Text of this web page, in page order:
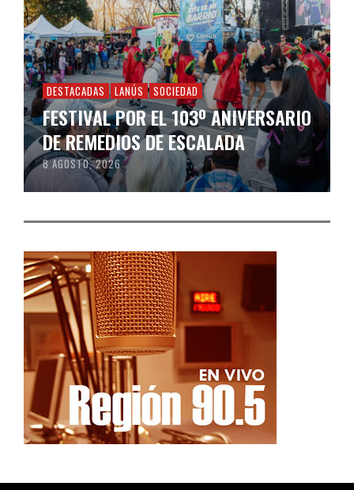
DESTACADAS LANÚS SOCIEDAD
FESTIVAL POR EL 103º ANIVERSARIO
DE REMEDIOS DE ESCALADA
8 AGOSTO, 2026